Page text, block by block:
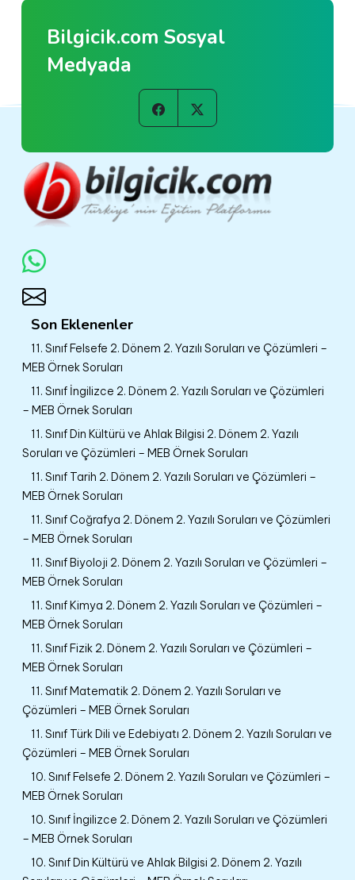
Bilgicik.com Sosyal
Medyada
Son Eklenenler
11. Sınıf Felsefe 2. Dönem 2. Yazılı Soruları ve Çözümleri –
MEB Örnek Soruları
11. Sınıf İngilizce 2. Dönem 2. Yazılı Soruları ve Çözümleri
– MEB Örnek Soruları
11. Sınıf Din Kültürü ve Ahlak Bilgisi 2. Dönem 2. Yazılı
Soruları ve Çözümleri – MEB Örnek Soruları
11. Sınıf Tarih 2. Dönem 2. Yazılı Soruları ve Çözümleri –
MEB Örnek Soruları
11. Sınıf Coğrafya 2. Dönem 2. Yazılı Soruları ve Çözümleri
– MEB Örnek Soruları
11. Sınıf Biyoloji 2. Dönem 2. Yazılı Soruları ve Çözümleri –
MEB Örnek Soruları
11. Sınıf Kimya 2. Dönem 2. Yazılı Soruları ve Çözümleri –
MEB Örnek Soruları
11. Sınıf Fizik 2. Dönem 2. Yazılı Soruları ve Çözümleri –
MEB Örnek Soruları
11. Sınıf Matematik 2. Dönem 2. Yazılı Soruları ve
Çözümleri – MEB Örnek Soruları
11. Sınıf Türk Dili ve Edebiyatı 2. Dönem 2. Yazılı Soruları ve
Çözümleri – MEB Örnek Soruları
10. Sınıf Felsefe 2. Dönem 2. Yazılı Soruları ve Çözümleri –
MEB Örnek Soruları
10. Sınıf İngilizce 2. Dönem 2. Yazılı Soruları ve Çözümleri
– MEB Örnek Soruları
10. Sınıf Din Kültürü ve Ahlak Bilgisi 2. Dönem 2. Yazılı